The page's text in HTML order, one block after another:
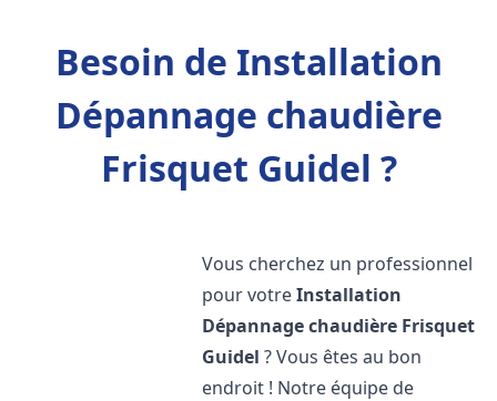
Besoin de Installation
Dépannage chaudière
Frisquet Guidel ?
Vous cherchez un professionnel
pour votreInstallation
Dépannage chaudière Frisquet
Guidel ? Vous êtes au bon
endroit ! Notre équipe de